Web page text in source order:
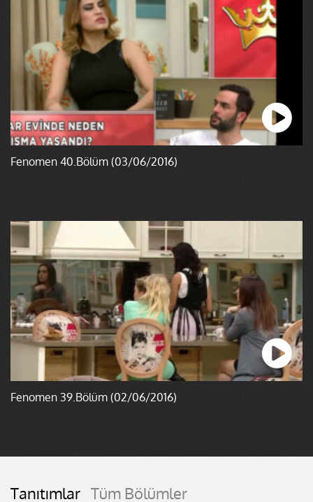
Fenomen 40.Bölüm (03/06/2016)
Fenomen 39.Bölüm (02/06/2016)
Tanıtımlar Tüm Bölümler